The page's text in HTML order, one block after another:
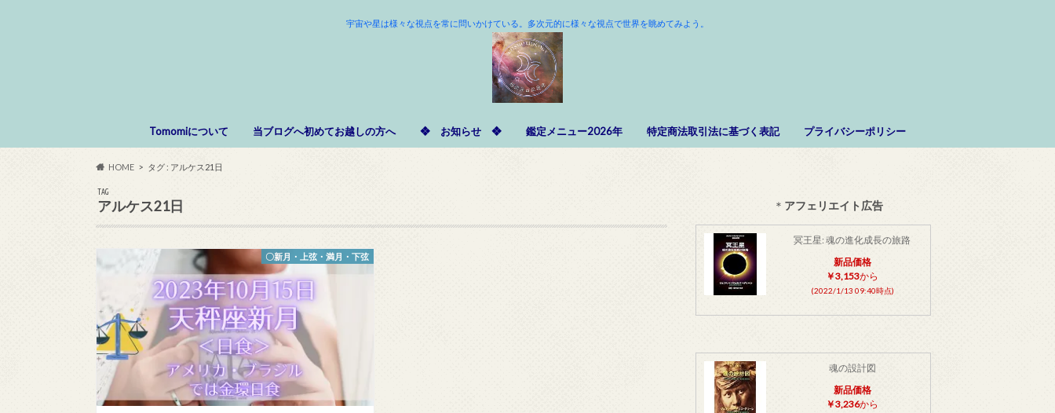
宇宙や星は様々な視点を常に問いかけている。多次元的に様々な視点で世界を眺めてみよう。
Tomomiについて 当ブログへ初めてお越しの方へ ❖ お知らせ ❖ 鑑定メニュー2026年 特定商法取引法に基づく表記 プライバシーポリシー
HOME タグ : アルケス21日
TAG
アルケス21日
〇新月・上弦・満月・下弦
＊ アフェリエイト広告
冥王星: 魂の進化成長の旅路
新品価格
￥3,153から
(2022/1/13 09:40時点)
魂の設計図
新品価格
￥3,236から